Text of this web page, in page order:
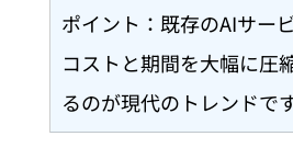
ポイント：既存のAIサー
コストと期間を大幅に圧
るのが現代のトレンドです